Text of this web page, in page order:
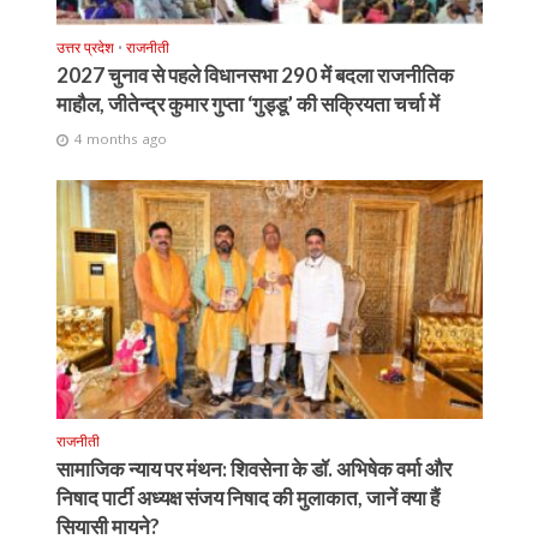
उत्तर प्रदेश • राजनीती
2027 चुनाव से पहले विधानसभा 290 में बदला राजनीतिक
माहौल, जीतेन्द्र कुमार गुप्ता ‘गुड्डू’ की सक्रियता चर्चा में
4 months ago
राजनीती
सामाजिक न्याय पर मंथन: शिवसेना के डॉ. अभिषेक वर्मा और
निषाद पार्टी अध्यक्ष संजय निषाद की मुलाकात, जानें क्या हैं
सियासी मायने?